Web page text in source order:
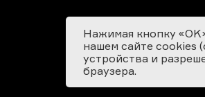
Нажимая кнопку
нашем сайте cookies
устройства и
браузера.